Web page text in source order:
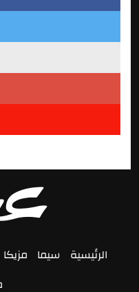
الرئيسية سيما مزيكا